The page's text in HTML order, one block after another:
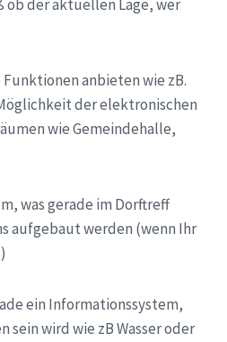
ob der aktuellen Lage, wer
anbieten wie zB.
der elektronischen
wie Gemeindehalle,
was gerade im Dorftreff
aufgebaut werden (wenn Ihr
ein Informationssystem,
sein wird wie zB Wasser oder